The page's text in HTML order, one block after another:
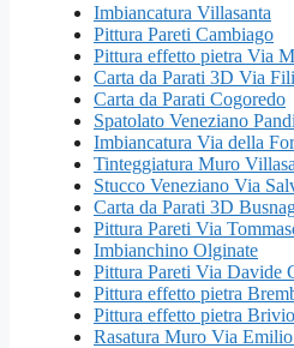
Imbiancatura Villasanta
Pittura Pareti Cambiago
Pittura effetto pietra Via
Carta da Parati 3D Via
Carta da Parati Cogoredo
Spatolato Veneziano
Imbiancatura Via della
Tinteggiatura Muro
Stucco Veneziano Via
Carta da Parati 3D
Pittura Pareti Via
Imbianchino Olginate
Pittura Pareti Via Davide
Pittura effetto pietra
Pittura effetto pietra Brivio
Rasatura Muro Via